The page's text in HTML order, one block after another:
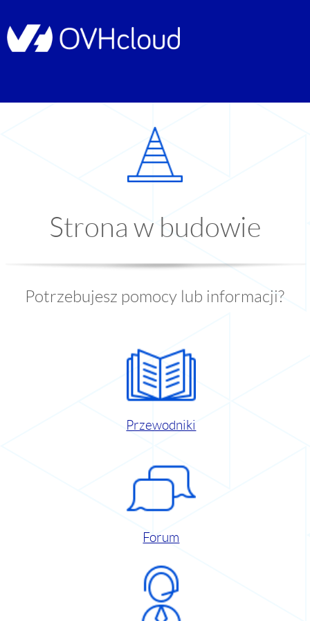
Strona w budowie
Potrzebujesz pomocy lub informacji?
Przewodniki
Forum